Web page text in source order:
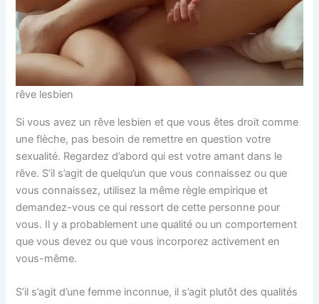
rêve lesbien
Si vous avez un rêve lesbien et que vous êtes droit comme
une flèche, pas besoin de remettre en question votre
sexualité. Regardez d’abord qui est votre amant dans le
rêve. S’il s’agit de quelqu’un que vous connaissez ou que
vous connaissez, utilisez la même règle empirique et
demandez-vous ce qui ressort de cette personne pour
vous. Il y a probablement une qualité ou un comportement
que vous devez ou que vous incorporez activement en
vous-même.
S’il s’agit d’une femme inconnue, il s’agit plutôt des qualités